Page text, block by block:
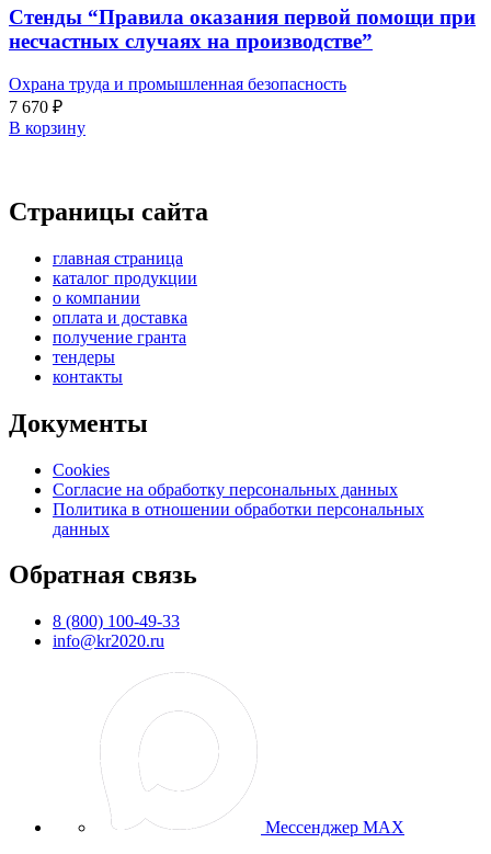
Стенды “Правила оказания первой помощи при
несчастных случаях на производстве”
Охрана труда и промышленная безопасность
7 670 ₽
В корзину
Страницы сайта
главная страница
каталог продукции
о компании
оплата и доставка
получение гранта
тендеры
контакты
Документы
Cookies
Согласие на обработку персональных данных
Политика в отношении обработки персональных
данных
Обратная связь
8 (800) 100-49-33
info@kr2020.ru
Мессенджер MAX